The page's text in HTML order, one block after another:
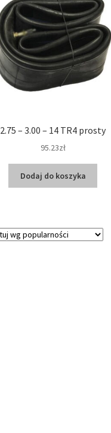
2.75 – 3.00 – 14 TR4 prosty
95.23zł
Dodaj do koszyka